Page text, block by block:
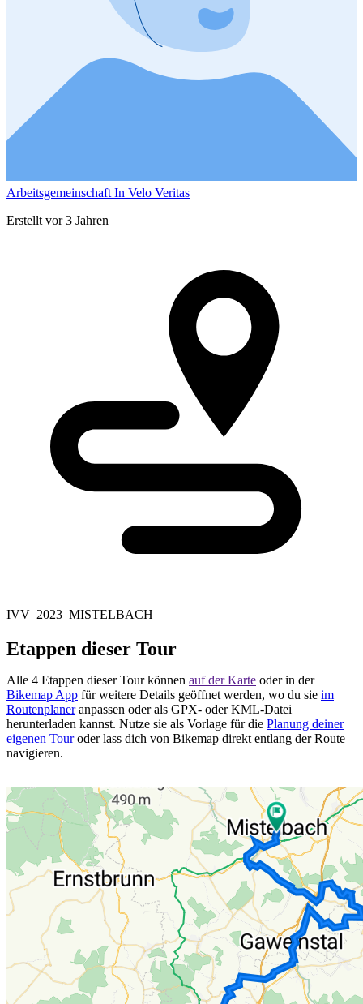
Arbeitsgemeinschaft In Velo Veritas
Erstellt vor 3 Jahren
IVV_2023_MISTELBACH
Etappen dieser Tour
Alle 4 Etappen dieser Tour können auf der Karte oder in der
Bikemap App für weitere Details geöffnet werden, wo du sie im
Routenplaneranpassen oder als GPX- oder KML-Datei
herunterladen kannst. Nutze sie als Vorlage für die Planung deiner
eigenen Touroder lass dich von Bikemap direkt entlang der Route
navigieren.